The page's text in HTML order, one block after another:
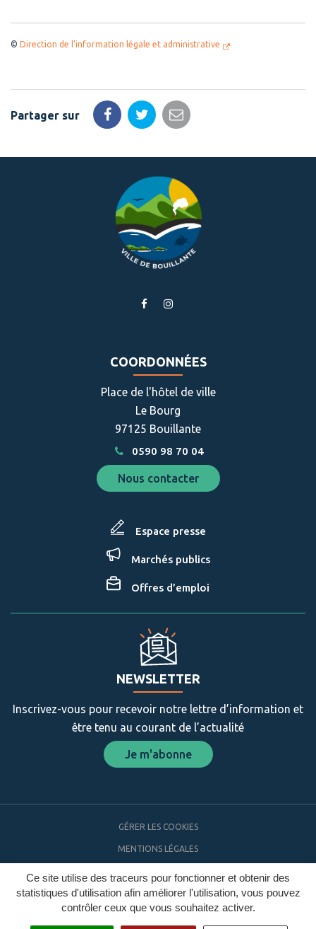
Ce site utilise des traceurs pour fonctionner et obtenir des
statistiques d'utilisation afin améliorer l'utilisation, vous pouvez
contrôler ceux que vous souhaitez activer.
© Direction de l'information légale et administrative
Partager sur
PartagerPartagerPartager
Lien
compte
Facebook
compte
Instagram
COORDONNÉES
Place de l'hôtel de ville
Le Bourg
97125 Bouillante
0590 98 70 04
Nous contacter
Espace presse
Marchés publics
Offres d’emploi
NEWSLETTER
Inscrivez-vous pour recevoir notre lettre d’information et
être tenu au courant de l’actualité
Je m'abonne
GÉRER LES COOKIES
MENTIONS LÉGALES
ACCESSIBILITÉ